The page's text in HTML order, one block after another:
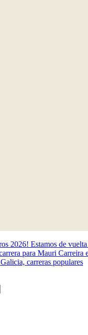
2026! Estamos de vuelta
para Mauri Carreira
carreras populares